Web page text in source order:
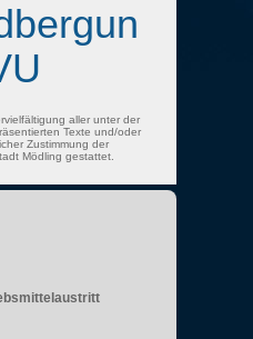
aller unter der
Texte und/oder
Zustimmung der
Mödling gestattet.